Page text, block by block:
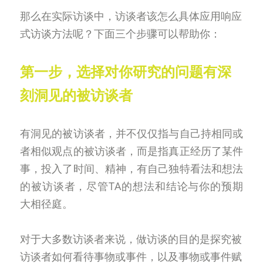
那么在实际访谈中，访谈者该怎么具体应用响应
式访谈方法呢？下面三个步骤可以帮助你：
第一步，选择对你研究的问题有深
刻洞见的被访谈者
有洞见的被访谈者，并不仅仅指与自己持相同或
者相似观点的被访谈者，而是指真正经历了某件
事，投入了时间、精神，有自己独特看法和想法
的被访谈者，尽管TA的想法和结论与你的预期
大相径庭。
对于大多数访谈者来说，做访谈的目的是探究被
访谈者如何看待事物或事件，以及事物或事件赋